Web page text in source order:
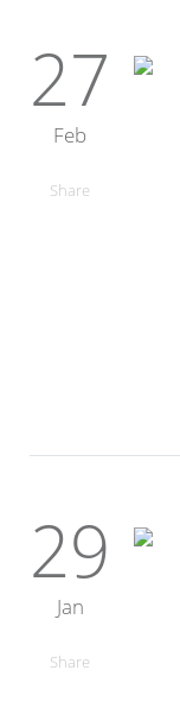
27
Feb
Share
29
Jan
Share